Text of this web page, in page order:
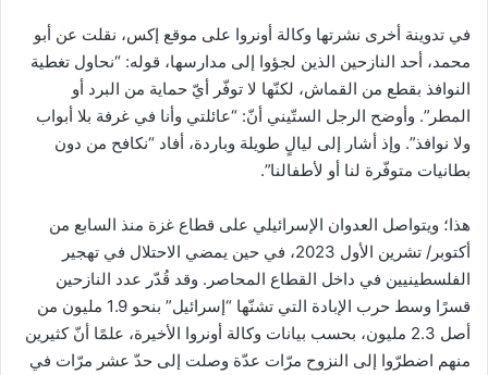
في تدوينة أخرى نشرتها وكالة أونروا على موقع إكس، نقلت عن أبو
محمد، أحد النازحين الذين لجؤوا إلى مدارسها، قوله: “نحاول تغطية
النوافذ بقطع من القماش، لكنّها لا توفّر أيّ حماية من البرد أو
المطر”. وأوضح الرجل الستّيني أنّ: “عائلتي وأنا في غرفة بلا أبواب
ولا نوافذ”. وإذ أشار إلى ليالٍ طويلة وباردة، أفاد “نكافح من دون
بطانيات متوفّرة لنا أو لأطفالنا”.
هذا؛ ويتواصل العدوان الإسرائيلي على قطاع غزة منذ السابع من
أكتوبر/ تشرين الأول 2023، في حين يمضي الاحتلال في تهجير
الفلسطينيين في داخل القطاع المحاصر. وقد قُدّر عدد النازحين
قسرًا وسط حرب الإبادة التي تشنّها “إسرائيل” بنحو 1.9 مليون من
أصل 2.3 مليون، بحسب بيانات وكالة أونروا الأخيرة، علمًا أنّ كثيرين
منهم اضطرّوا إلى النزوح مرّات عدّة وصلت إلى حدّ عشر مرّات في